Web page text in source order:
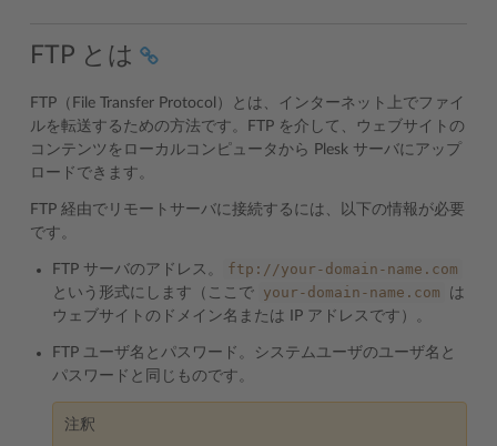
FTP とは
FTP（File Transfer Protocol）とは、インターネット上でファイ
ルを転送するための方法です。FTP を介して、ウェブサイトの
コンテンツをローカルコンピュータから Plesk サーバにアップ
ロードできます。
FTP 経由でリモートサーバに接続するには、以下の情報が必要
です。
FTP サーバのアドレス。 ftp://your-domain-name.com
という形式にします（ここで your-domain-name.com
は
ウェブサイトのドメイン名または IP アドレスです）。
FTP ユーザ名とパスワード。システムユーザのユーザ名と
パスワードと同じものです。
注釈